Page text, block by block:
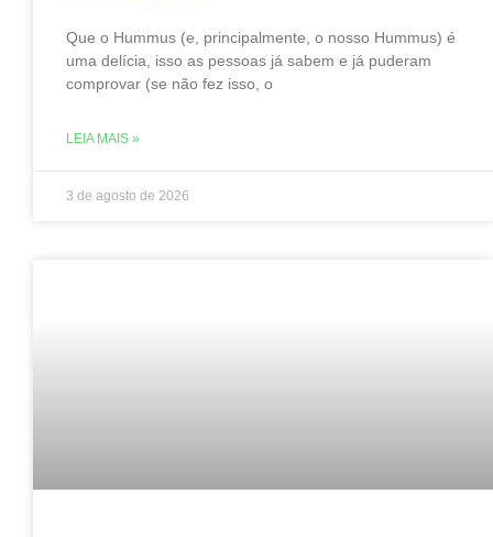
Que o Hummus (e, principalmente, o nosso Hummus) é
uma delícia, isso as pessoas já sabem e já puderam
comprovar (se não fez isso, o
LEIA MAIS »
3 de agosto de 2026